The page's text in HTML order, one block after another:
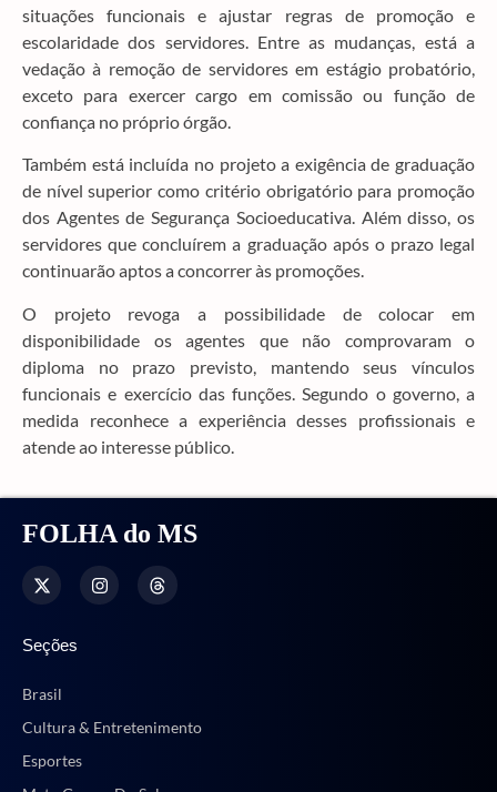
situações funcionais e ajustar regras de promoção e
escolaridade dos servidores. Entre as mudanças, está a
vedação à remoção de servidores em estágio probatório,
exceto para exercer cargo em comissão ou função de
confiança no próprio órgão.
Também está incluída no projeto a exigência de graduação
de nível superior como critério obrigatório para promoção
dos Agentes de Segurança Socioeducativa. Além disso, os
servidores que concluírem a graduação após o prazo legal
continuarão aptos a concorrer às promoções.
O projeto revoga a possibilidade de colocar em
disponibilidade os agentes que não comprovaram o
diploma no prazo previsto, mantendo seus vínculos
funcionais e exercício das funções. Segundo o governo, a
medida reconhece a experiência desses profissionais e
atende ao interesse público.
FOLHA do MS
Seções
Brasil
Cultura & Entretenimento
Esportes